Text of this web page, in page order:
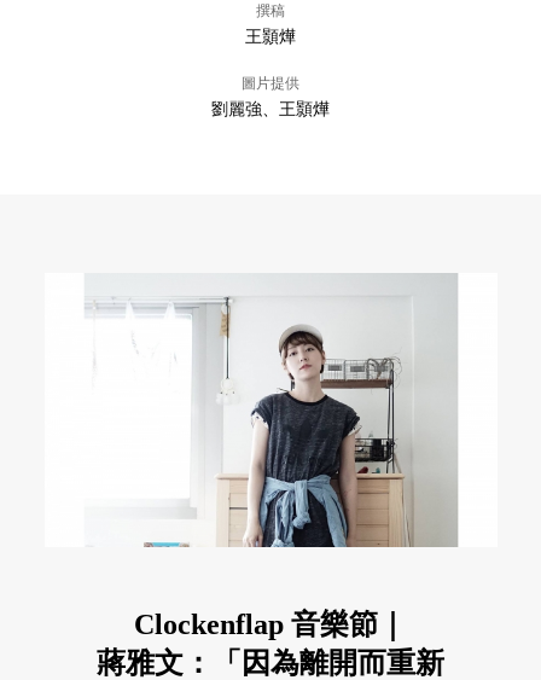
撰稿
王顥燁
圖片提供
劉麗強、王顥燁
Clockenflap 音樂節｜
蔣雅文：「因為離開而重新